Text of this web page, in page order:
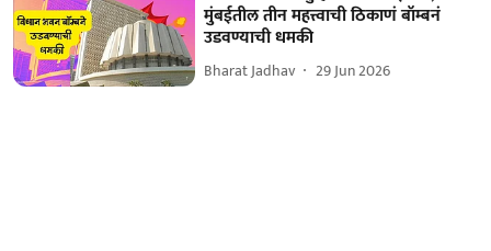
मुंबईतील तीन महत्त्वाची ठिकाणं बॉम्बनं
उडवण्याची धमकी
Bharat Jadhav 29 Jun 2026